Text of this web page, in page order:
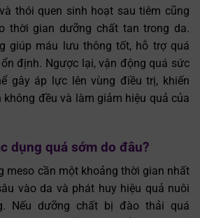
thói quen sinh hoạt sau tiêm cũng
thời gian dưỡng chất tan trong da.
giúp máu lưu thông tốt, hỗ trợ quá
định. Ngược lại, vận động quá sức
gây áp lực lên vùng điều trị, khiến
đều và làm giảm hiệu quả của
dụng quá sớm do đâu?
meso cần một khoảng thời gian nhất
vào da và phát huy hiệu quả nuôi
Nếu dưỡng chất bị đào thải quá